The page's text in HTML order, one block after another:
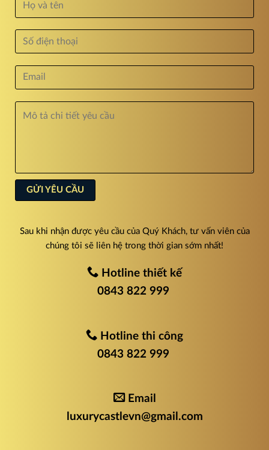
Sau khi nhận được yêu cầu của Quý Khách, tư vấn viên của
chúng tôi sẽ liên hệ trong thời gian sớm nhất!
Hotline thiết kế
0843 822 999
Hotline thi công
0843 822 999
Email
luxurycastlevn@gmail.com